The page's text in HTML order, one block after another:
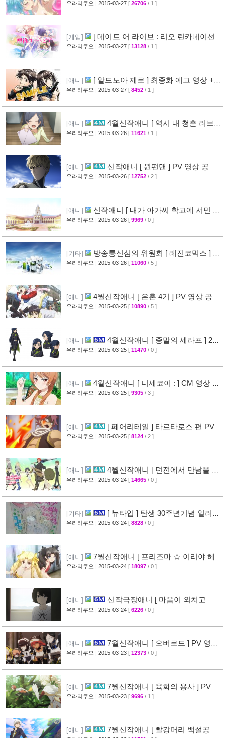
작 결정 + 티저 영상 공개 [45]
유라리쿠오 | 2015-03-27 [ 26706 / 1 ]
[게임]
[ 데이트 어 라이브 : 리오 린카네이션 ]
PV 영상 공개 [36]
유라리쿠오 | 2015-03-27 [ 13128 / 1 ]
[애니]
[ 알드노아 제로 ] 최종화 예고 영상 +
만화 신작 발매 정보 [40]
유라리쿠오 | 2015-03-27 [ 8452 / 1 ]
[애니]
4월신작애니 [ 역시 내 청춘 러브코
메디는 잘못됐다 속 ] 2차 PV 영상 공개
유라리쿠오 | 2015-03-26 [ 11621 / 1 ]
[애니]
신작애니 [ 원펀맨 ] PV 영상 공개 (
onepunchman ) [49]
유라리쿠오 | 2015-03-26 [ 12752 / 2 ]
[애니]
신작애니 [ 내가 아가씨 학교에 서민 샘
플로 겟츠당한 사건 ] 티저 영상 공개
유라리쿠오 | 2015-03-26 [ 9969 / 0 ]
[기타]
방송통신심의 위원회 [ 레진코믹스 ] 접
속 차단 보류 소식 [51]
유라리쿠오 | 2015-03-26 [ 11060 / 5 ]
[애니]
4월신작애니 [ 은혼 4기 ] PV 영상 공
개 [67]
유라리쿠오 | 2015-03-25 [ 10890 / 5 ]
[애니]
4월신작애니 [ 종말의 세라프 ] 2차
PV 영상 공개 [32]
유라리쿠오 | 2015-03-25 [ 11470 / 0 ]
[애니]
4월신작애니 [ 니세코이 : ] CM 영상 공
개 [47]
유라리쿠오 | 2015-03-25 [ 9305 / 3 ]
[애니]
[ 페어리테일 ] 타르타로스 편 PV
영상 공개 ( FAIRY TAIL ) [32]
유라리쿠오 | 2015-03-25 [ 8124 / 2 ]
[애니]
4월신작애니 [ 던전에서 만남을 추
구하면 안되는 걸까? ] 2차 PV 영상 공개
유라리쿠오 | 2015-03-24 [ 14665 / 0 ]
[기타]
[ 뉴타입 ] 탄생 30주년기념 일러스
트 + [ A-1 Pictures ] 10주년 기념 일러스트 공
유라리쿠오 | 2015-03-24 [ 8828 / 0 ]
[애니]
7월신작애니 [ 프리즈마 ☆ 이리야 헤
르츠! ] 티저 영상 공개 (Fate/kaleid liner)
유라리쿠오 | 2015-03-24 [ 18097 / 0 ]
[애니]
신작극장애니 [ 마음이 외치고 싶
어한다 ] PV 영상 + 주요 성우진 명단 공개
유라리쿠오 | 2015-03-24 [ 6226 / 0 ]
[애니]
7월신작애니 [ 오버로드 ] PV 영상
공개 [41]
유라리쿠오 | 2015-03-23 [ 12373 / 0 ]
[애니]
7월신작애니 [ 육화의 용사 ] PV 영
상 공개
[31]
유라리쿠오 | 2015-03-23 [ 9696 / 1 ]
[애니]
7월신작애니 [ 빨강머리 백설공주 ]